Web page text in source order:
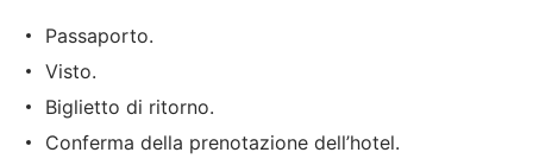
Passaporto.
Visto.
Biglietto di ritorno.
Conferma della prenotazione dell’hotel.